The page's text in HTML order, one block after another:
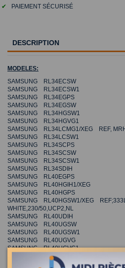
✔
PAIEMENT SÉCURISÉ
DESCRIPTION
MODELES:
SAMSUNG RL34ECSW
SAMSUNG RL34ECSW1
SAMSUNG RL34EGPS
SAMSUNG RL34EGSW
SAMSUNG RL34HGSW1
SAMSUNG RL34HGVG1
SAMSUNG RL34LCMG1/XEG REF,
SAMSUNG RL34LCSW1
SAMSUNG RL34SCPS
SAMSUNG RL34SCSW
SAMSUNG RL34SCSW1
SAMSUNG RL34SDIH
SAMSUNG RL40EGPS
SAMSUNG RL40HGIH1/XEG
SAMSUNG RL40HGPS
SAMSUNG RL40HGSW1/XEG
WHITE,230/50,UCP2,NL
SAMSUNG RL40UDIH
SAMSUNG RL40UGSW
SAMSUNG RL40UGSW1
SAMSUNG RL40UGVG
SAMSUNG RL40UGVG1
SAMSUNG RL40ZDIH
SAMSUNG RL40ZGVC